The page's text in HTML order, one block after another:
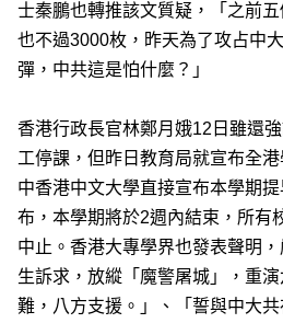
士秦鵬也轉推該文質疑，「之前
也不過3000枚，昨天為了攻占中
彈，中共這是怕什麼？」
香港行政長官林鄭月娥12日雖還
工停課，但昨日教育局就宣布全
中香港中文大學直接宣布本學期
布，本學期將於2週內結束，所有
中止。香港大專學界也發表聲明
生訴求，放縱「魔警屠城」，重
難，八方支援。」、「誓與中大共